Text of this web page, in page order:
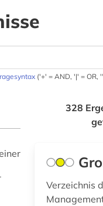
('+' = AND, '|' = OR,
328
Verzeichnis